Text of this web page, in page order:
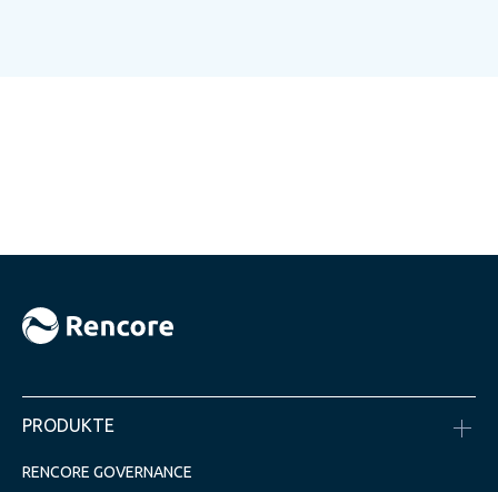
PRODUKTE
RENCORE GOVERNANCE